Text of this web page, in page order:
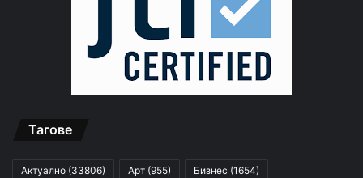
Тагове
Актуално (33806) Арт (955) Бизнес (1654)